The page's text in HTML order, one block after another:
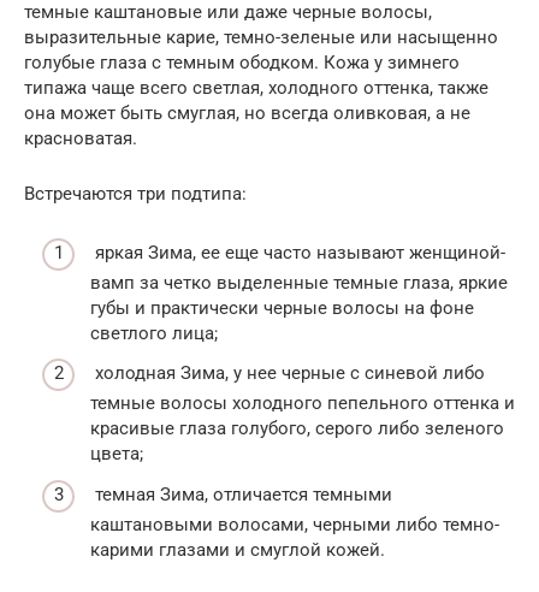
темные каштановые или даже черные волосы,
выразительные карие, темно-зеленые или насыщенно
голубые глаза с темным ободком. Кожа у зимнего
типажа чаще всего светлая, холодного оттенка, также
она может быть смуглая, но всегда оливковая, а не
красноватая.
Встречаются три подтипа:
яркая Зима, ее еще часто называют женщиной-
вамп за четко выделенные темные глаза, яркие
губы и практически черные волосы на фоне
светлого лица;
холодная Зима, у нее черные с синевой либо
темные волосы холодного пепельного оттенка и
красивые глаза голубого, серого либо зеленого
цвета;
темная Зима, отличается темными
каштановыми волосами, черными либо темно-
карими глазами и смуглой кожей.